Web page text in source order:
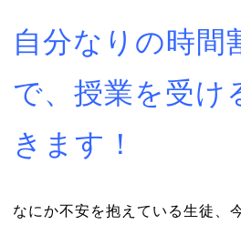
自分なりの時間
で、授業を受け
きます！
なにか不安を抱えている生徒、